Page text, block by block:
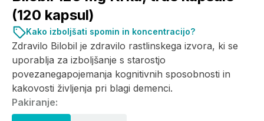
(120 kapsul)
Zdravilo Bilobil je zdravilo rastlinskega izvora, ki se
uporablja za izboljšanje s starostjo
povezanegapojemanja kognitivnih sposobnosti in
kakovosti življenja pri blagi demenci.
Pakiranje:
Kako izboljšati spomin in koncentracijo?